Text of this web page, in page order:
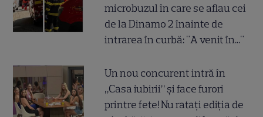
microbuzul în care se aflau cei
de la Dinamo 2 înainte de
intrarea în curbă: "A venit în..."
Un nou concurent intră în
„Casa iubirii” și face furori
printre fete! Nu ratați ediția de